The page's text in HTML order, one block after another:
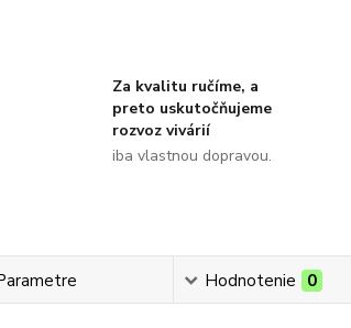
Za kvalitu ručíme, a
preto uskutočňujeme
rozvoz vivárií
iba vlastnou dopravou.
Hodnotenie 0